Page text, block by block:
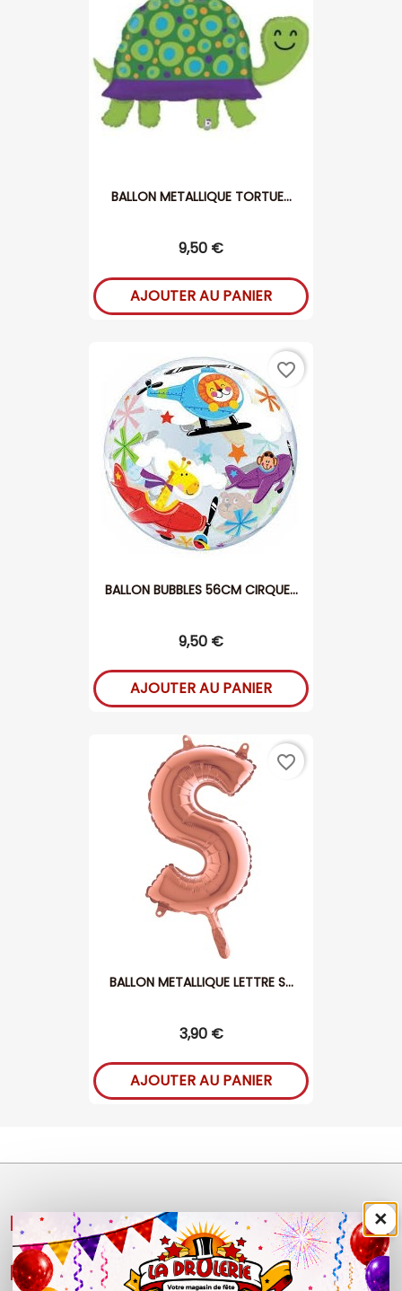
BALLON METALLIQUE TORTUE...
9,50 €
AJOUTER AU PANIER
BALLON BUBBLES 56CM CIRQUE...
9,50 €
AJOUTER AU PANIER
favorite_border
BALLON METALLIQUE LETTRE S...
3,90 €
AJOUTER AU PANIER
favorite_border
NOS PRODUITS 
LÉGAL 
×